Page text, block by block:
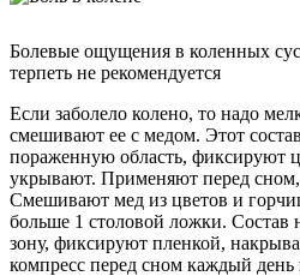
Болевые ощущения в коленных
терпеть не рекомендуется
Если заболело колено, то надо
смешивают ее с медом. Этот
пораженную область, фиксируют
укрывают. Применяют перед сном,
Смешивают мед из цветов и
больше 1 столовой ложки. Состав
зону, фиксируют пленкой,
компресс перед сном каждый день